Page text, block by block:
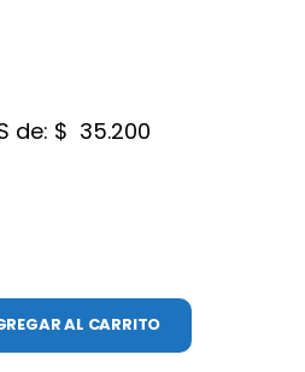
de: $ 35.200
AL CARRITO